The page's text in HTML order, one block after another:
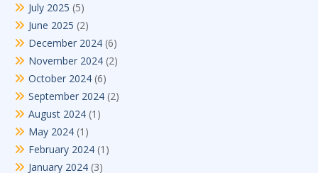
July 2025 (5)
June 2025 (2)
December 2024 (6)
November 2024 (2)
October 2024 (6)
September 2024 (2)
August 2024 (1)
May 2024 (1)
February 2024 (1)
January 2024 (3)